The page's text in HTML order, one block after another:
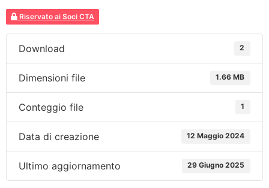
Riservato ai Soci CTA
Download 2
Dimensioni file 1.66 MB
Conteggio file 1
Data di creazione 12 Maggio 2024
Ultimo aggiornamento 29 Giugno 2025